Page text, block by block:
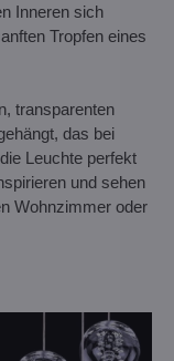
Inneren sich
Tropfen eines
transparenten
das bei
Leuchte perfekt
und sehen
Wohnzimmer oder